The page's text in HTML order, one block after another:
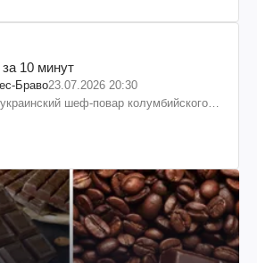
10 минут
Браво23.07.2026 20:30
шеф-повар колумбийского